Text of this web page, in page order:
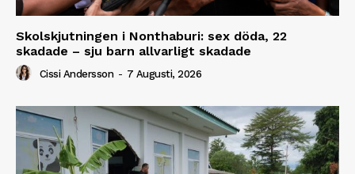
Skolskjutningen i Nonthaburi: sex döda, 22
skadade – sju barn allvarligt skadade
Cissi Andersson - 7 Augusti, 2026